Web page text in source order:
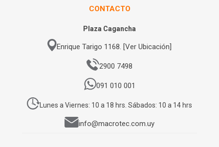
CONTACTO
Plaza Cagancha
Enrique Tarigo 1168. [Ver Ubicación]
2900 7498
091 010 001
Lunes a Viernes: 10 a 18 hrs. Sábados: 10 a 14 hrs
info@macrotec.com.uy